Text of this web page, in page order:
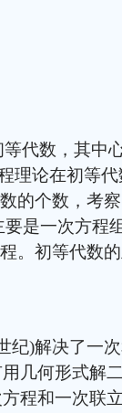
代数，其中
理论在初等
的个数，考
是一次方程
。初等代数
纪)解决了一
几何形式解
程和一次联